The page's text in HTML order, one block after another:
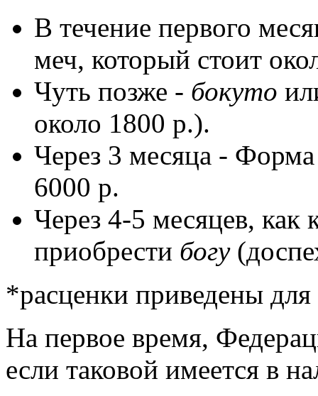
В течение первого
меч, который стоит
Чуть позже - бокуто
около 1800 р.).
Через 3 месяца -
6000 р.
Через 4-5 месяцев, как
приобрести богу
*расценки приведены для
На первое время,
если таковой имеется в